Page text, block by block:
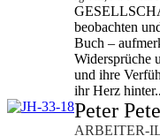
beobachten
Buch –
Widersprüche
und ihre
ihr Herz
Peter
ARBEITER-